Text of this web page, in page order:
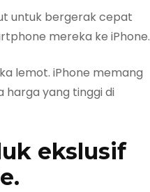
untuk bergerak cepat
mereka ke iPhone.
lemot. iPhone memang
harga yang tinggi di
ekslusif